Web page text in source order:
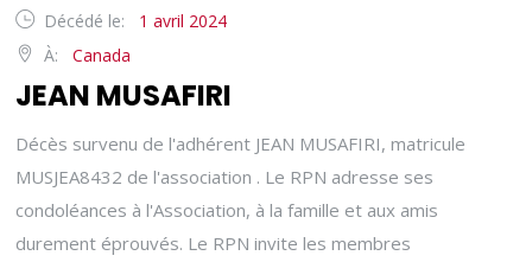
Décédé le:
1 avril 2024
À:
Canada
JEAN MUSAFIRI
Décès survenu de l'adhérent JEAN MUSAFIRI, matricule
MUSJEA8432 de l'association . Le RPN adresse ses
condoléances à l'Association, à la famille et aux amis
durement éprouvés. Le RPN invite les membres